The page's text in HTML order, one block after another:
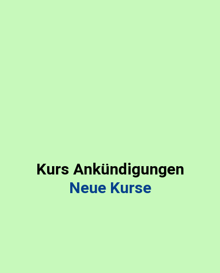
Kurs Ankündigungen
Neue Kurse